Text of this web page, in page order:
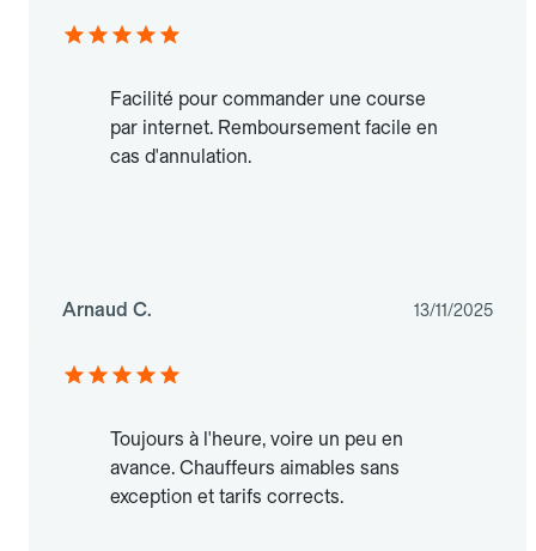
Facilité pour commander une course
par internet. Remboursement facile en
cas d'annulation.
Arnaud C. 13/11/2025
Toujours à l'heure, voire un peu en
avance. Chauffeurs aimables sans
exception et tarifs corrects.